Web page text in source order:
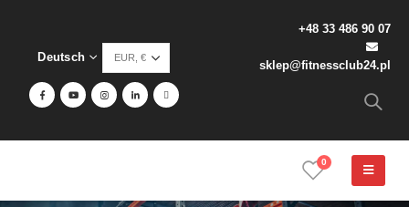
Deutsch
+48 33 486 90 07
sklep@fitnessclub24.pl
0